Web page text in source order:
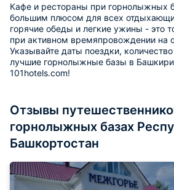
Кафе и рестораны при горнолыжных
большим плюсом для всех
горячие обеды и легкие ужины - это
при активном времяпровождении на
Указывайте даты поездки,
лучшие горнолыжные базы в
101hotels.com!
Отзывы
горнолыжных базах
Башкортостан